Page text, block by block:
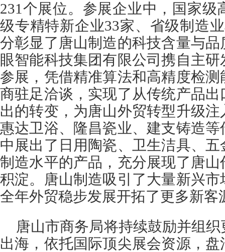
231个展位。参展企业中，国家级
级专精特新企业33家、省级制造
分彰显了唐山制造的科技含量与
眼智能科技集团有限公司携自主
参展，凭借精准算法和高精度检
商驻足洽谈，实现了从传统产品
出的转变，为唐山外贸转型升级
惠达卫浴、隆昌瓷业、建支铸造
中展出了日用陶瓷、卫生洁具、
制造水平的产品，充分展现了唐
积淀。唐山制造吸引了大量新兴
全年外贸稳步发展开拓了更多新客
唐山市商务局将持续鼓励并组
出海，依托国际顶尖展会资源，